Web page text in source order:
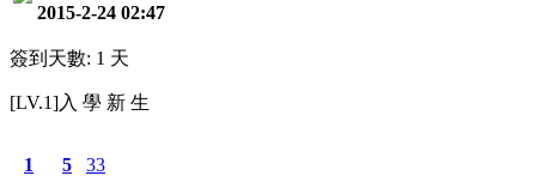
2015-2-24 02:47
簽到天數: 1 天
[LV.1]入 學 新 生
1 5 33